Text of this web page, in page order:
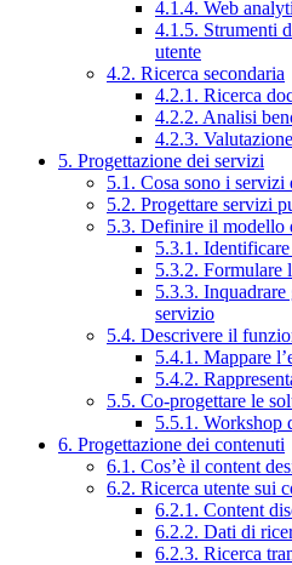
4.1.4. Web
4.1.5. Strumenti
utente
4.2. Ricerca secondaria
4.2.1. Ricerca
4.2.2. Analisi
4.2.3.
5. Progettazione dei servizi
5.1. Cosa sono i servizi
5.2. Progettare servizi
5.3. Definire il modello
5.3.1.
5.3.2. Formulare
5.3.3.
servizio
5.4. Descrivere il
5.4.1. Mappare
5.4.2.
5.5. Co-progettare le
5.5.1. Workshop
6. Progettazione dei contenuti
6.1. Cos’è il content
6.2. Ricerca utente sui
6.2.1. Content
6.2.2. Dati di
6.2.3. Ricerca